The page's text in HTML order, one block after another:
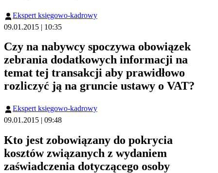
Ekspert księgowo-kadrowy
09.01.2015 | 10:35
Czy na nabywcy spoczywa obowiązek
zebrania dodatkowych informacji na
temat tej transakcji aby prawidłowo
rozliczyć ją na gruncie ustawy o VAT?
Ekspert księgowo-kadrowy
09.01.2015 | 09:48
Kto jest zobowiązany do pokrycia
kosztów związanych z wydaniem
zaświadczenia dotyczącego osoby